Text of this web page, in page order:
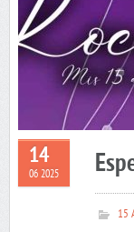
14
06 2025
15